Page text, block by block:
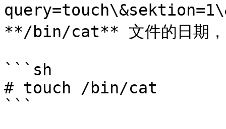
**/bin/cat** 文件的日期，
```sh
# touch /bin/cat
```